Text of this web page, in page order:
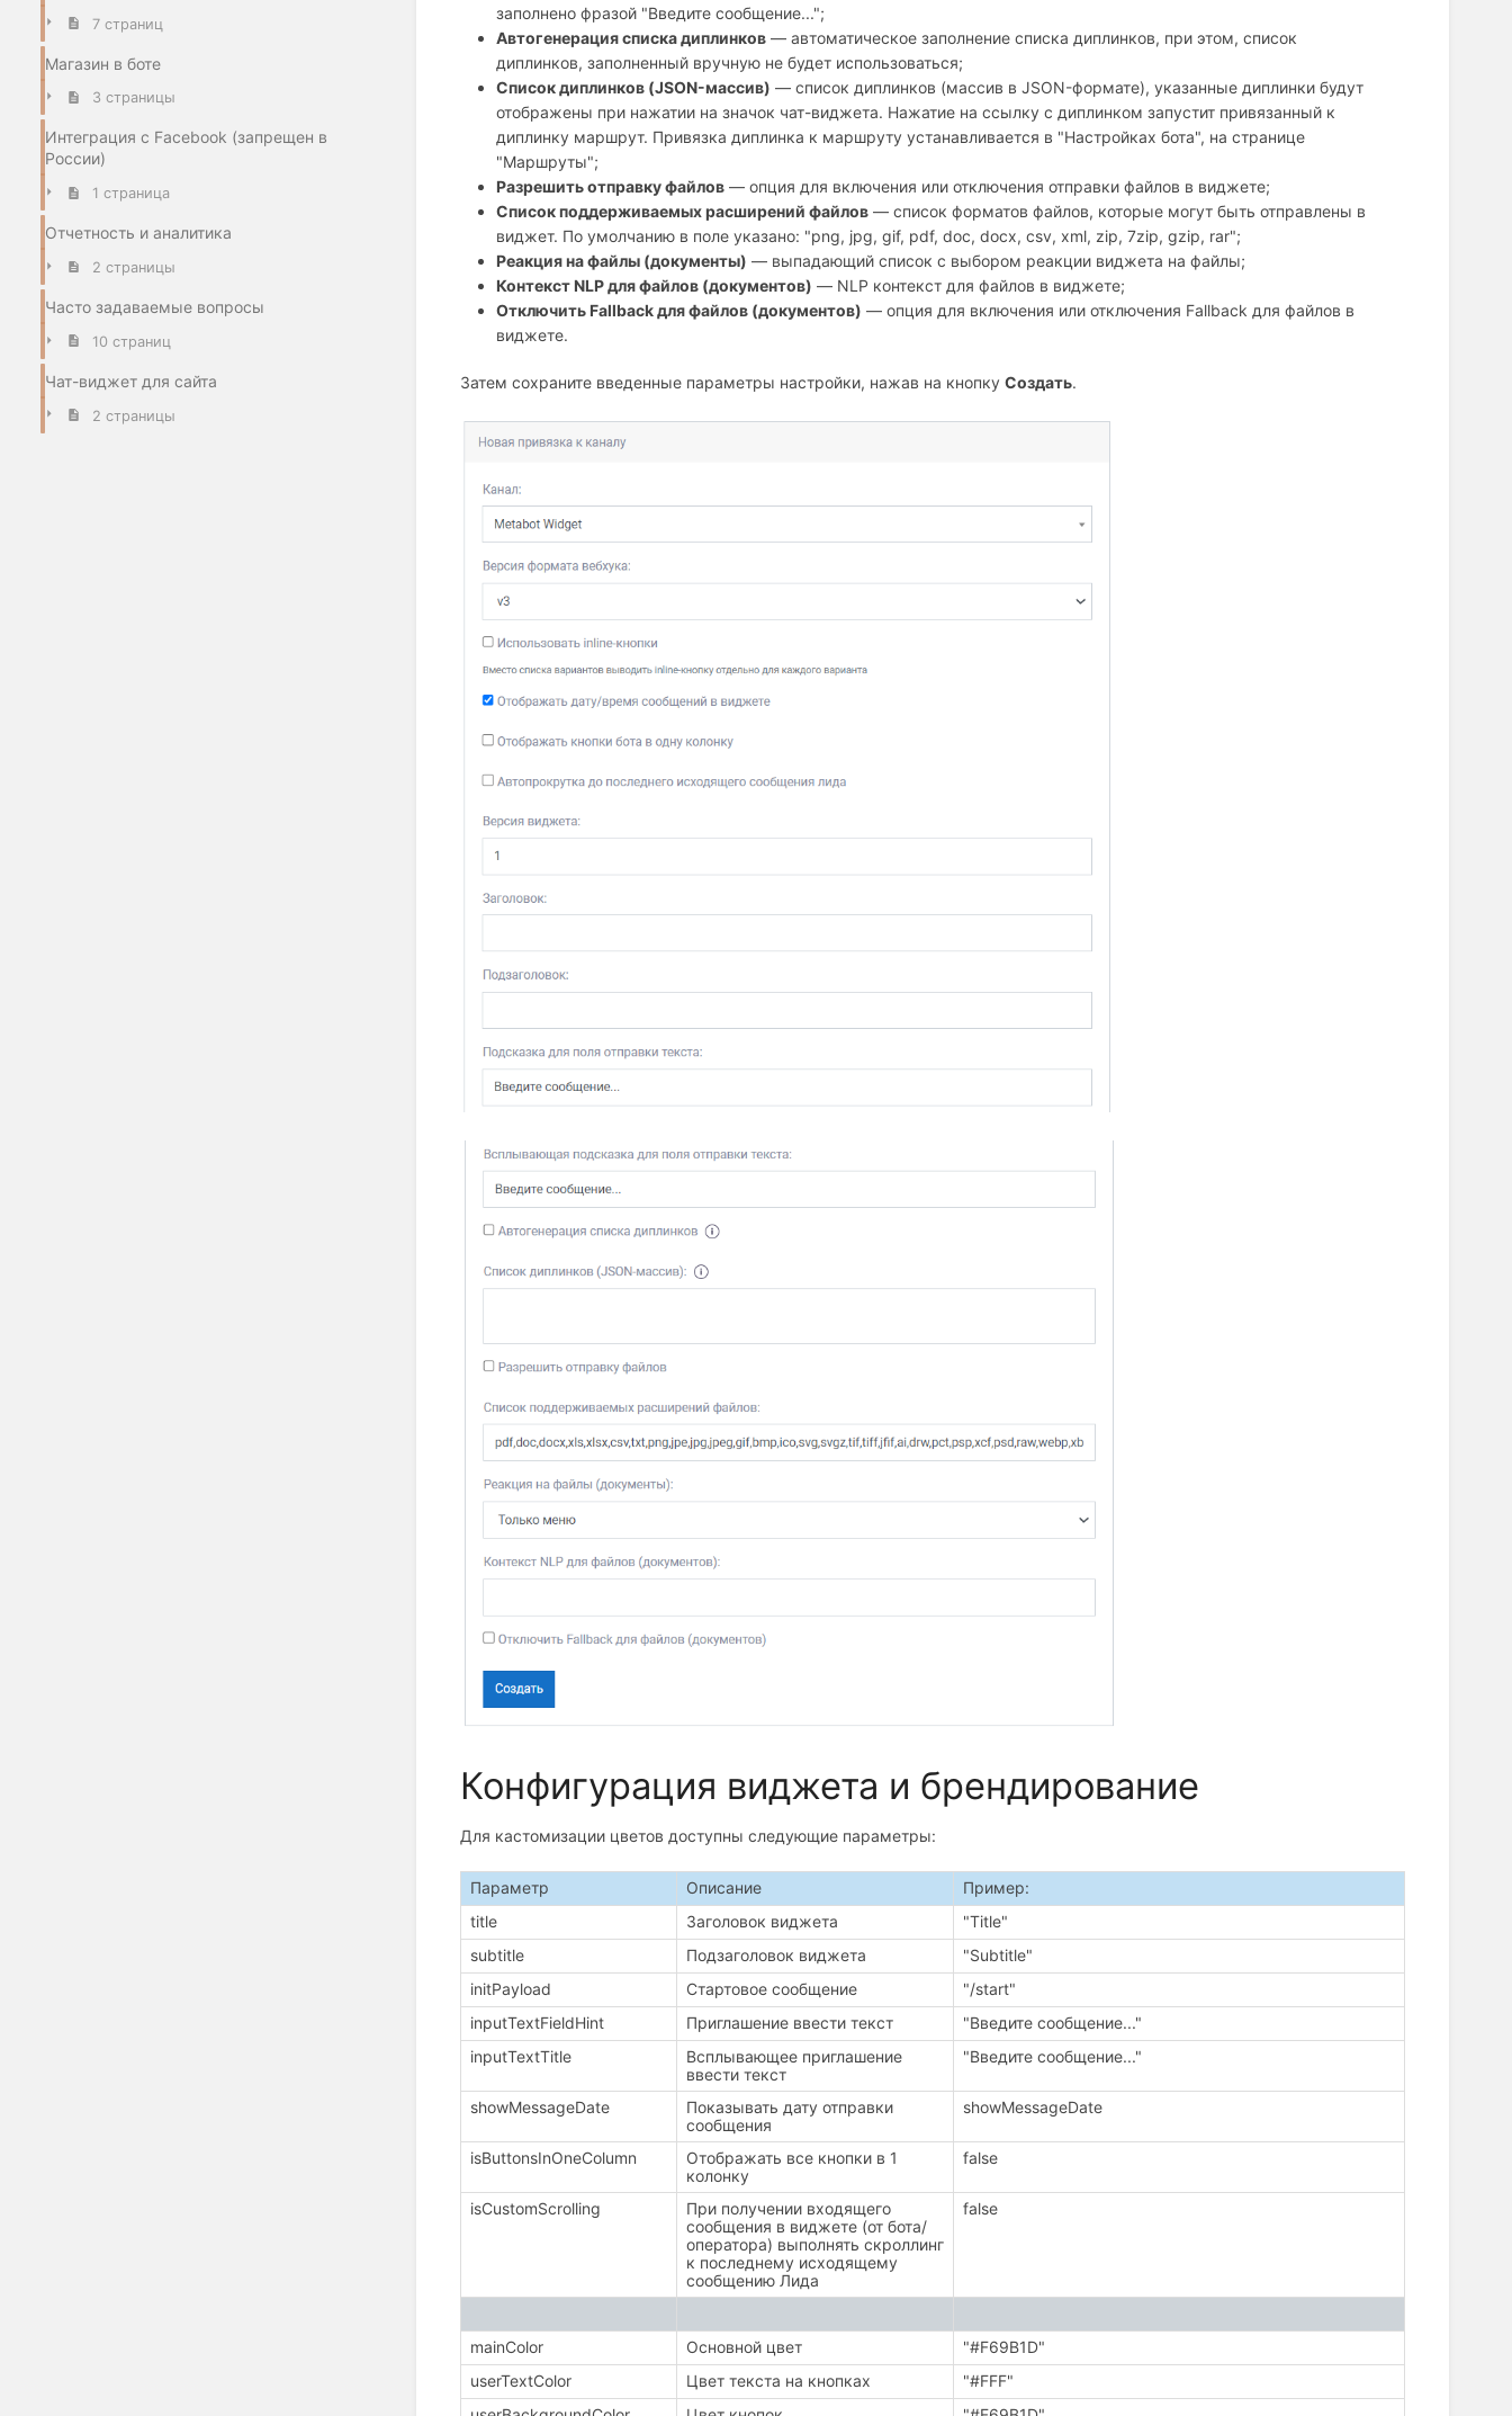
7 страниц
Магазин в боте
3 страницы
Интеграция с Facebook (запрещен в
России)
1 страница
Отчетность и аналитика
2 страницы
Часто задаваемые вопросы
10 страниц
Чат-виджет для сайта
2 страницы
заполнено фразой "Введите сообщение...";
Автогенерация списка диплинков — автоматическое заполнение списка диплинков, при этом, список
диплинков, заполненный вручную не будет использоваться;
Список диплинков (JSON-массив) — список диплинков (массив в JSON-формате), указанные диплинки будут
отображены при нажатии на значок чат-виджета. Нажатие на ссылку с диплинком запустит привязанный к
диплинку маршрут. Привязка диплинка к маршруту устанавливается в "Настройках бота", на странице
"Маршруты";
Разрешить отправку файлов — опция для включения или отключения отправки файлов в виджете;
Список поддерживаемых расширений файлов — список форматов файлов, которые могут быть отправлены в
виджет. По умолчанию в поле указано: "png, jpg, gif, pdf, doc, docx, csv, xml, zip, 7zip, gzip, rar";
Реакция на файлы (документы) — выпадающий список с выбором реакции виджета на файлы;
Контекст NLP для файлов (документов) — NLP контекст для файлов в виджете;
Отключить Fallback для файлов (документов) — опция для включения или отключения Fallback для файлов в
виджете.
Затем сохраните введенные параметры настройки, нажав на кнопку Создать.
Конфигурация виджета и брендирование
Для кастомизации цветов доступны следующие параметры:
Параметр Описание
Пример:
title
Заголовок виджета
"Title"
subtitle
Подзаголовок виджета
"Subtitle"
initPayload
Стартовое сообщение
"/start"
inputTextFieldHint
Приглашение ввести текст
"Введите сообщение..."
inputTextTitle
Всплывающее приглашение
ввести текст
"Введите сообщение..."
showMessageDate
Показывать дату отправки
сообщения
showMessageDate
isButtonsInOneColumn
Отображать все кнопки в 1
колонку
false
isCustomScrolling
При получении входящего
сообщения в виджете (от бота/
оператора) выполнять скроллинг
к последнему исходящему
сообщению Лида
false
mainColor Основной цвет
"#F69B1D"
userTextColor
Цвет текста на кнопках
"#FFF"